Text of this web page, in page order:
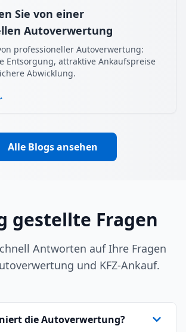
Sie von einer
Autoverwertung
professioneller Autoverwertung:
Entsorgung, attraktive Ankaufspreise
Abwicklung.
Alle Blogs ansehen
gestellte Fragen
Antworten auf Ihre Fragen
und KFZ-Ankauf.
die Autoverwertung?